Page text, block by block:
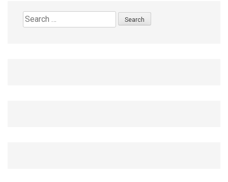
Search
for: